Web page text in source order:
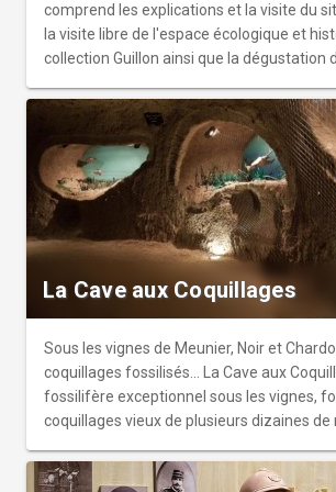
offensive de 1918. 180 régiments, dont 2
en 1916, se succèderont pour assurer sa
que la Marine Nationale avec les
intensifs de l’année 1918 vont
sa superstructure.
dégustation dédié aux champagnes de la
Reims, ainsi qu’un jardin panoramique
profiter pleinement du paysage.
comprend les explications et la visite du
la visite libre de l'espace écologique et
collection Guillon ainsi que la dégustation
vous vous posiez sur la confection du
Au delà d'une sente forestière, votre
l'histoire originale de cette maison
La Cave aux Coquillages
Sous les vignes de Meunier, Noir et
coquillages fossilisés... La Cave aux
fossilifère exceptionnel sous les vignes,
coquillages vieux de plusieurs dizaines de
fascine pour la remarquable conservation